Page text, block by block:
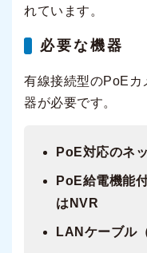
れています。
必要な機器
有線接続型のPoEカ
器が必要です。
PoE対応のネ
PoE給電機能
はNVR
LANケーブル